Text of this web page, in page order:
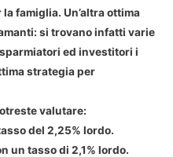
famiglia. Un’altra ottima
si trovano infatti varie
ed investitori i
strategia per
valutare:
del 2,25% lordo.
un tasso di 2,1% lordo.